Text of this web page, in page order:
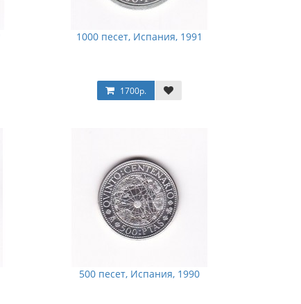
1000 песет, Испания, 1991
1700р.
500 песет, Испания, 1990